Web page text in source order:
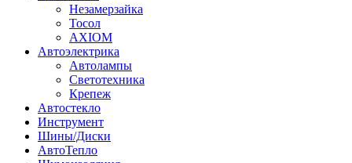
Незамерзайка
Тосол
AXIOM
Автоэлектрика
Автолампы
Светотехника
Крепеж
Автостекло
Инструмент
Шины/Диски
АвтоТепло